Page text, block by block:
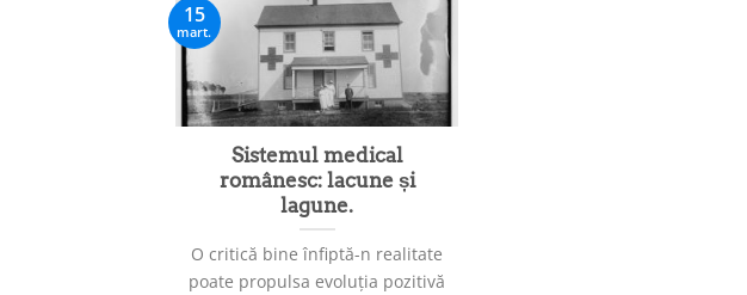
Sistemul medical
românesc: lacune și
lagune.
O critică bine înfiptă-n realitate
poate propulsa evoluția pozitivă
15
mart.